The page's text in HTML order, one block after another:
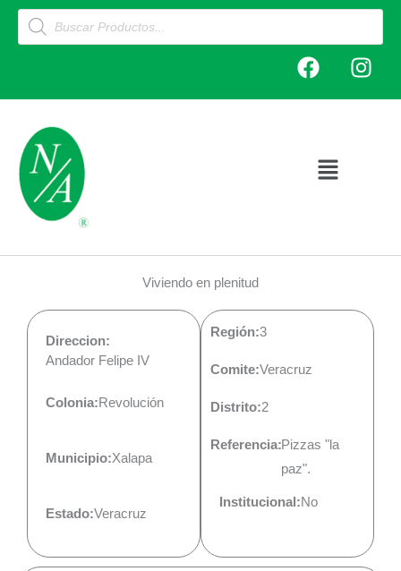
Products
search
F
a
c
o
I
n
s
Main
Viviendo en plenitud
Direccion:
Andador Felipe IV
Colonia:Revolución
Municipio:Xalapa
Estado:Veracruz
Región:3
Comite:Veracruz
Distrito:2
Referencia:Pizzas "la
paz".
Institucional:No